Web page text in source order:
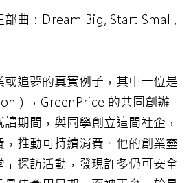
部曲：Dream Big, Start Small,
追夢的真實例子，其中一位是
），GreenPrice 的共同創辦
期間，與同學創立這間社企，
，推動可持續消費。他的創業靈
探訪活動，發現許多仍可安全